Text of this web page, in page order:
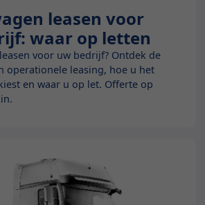
leasen voor
waar op letten
voor uw bedrijf? Ontdek de
operationele leasing, hoe u het
en waar u op let. Offerte op